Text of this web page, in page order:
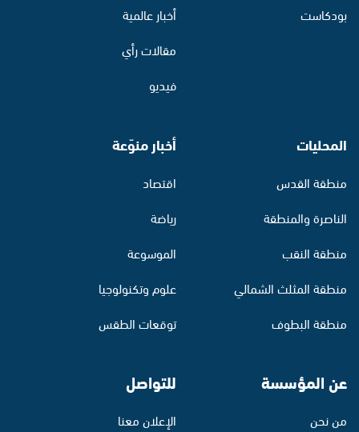
بودكاست
أخبار عالمية
مقالات رأي
فيديو
المحليات
منطقة القدس
الناصرة والمنطقة
منطقة النقب
منطقة المثلث الشمالي
منطقة البطوف
أخبار منوّعة
اقتصاد
رياضة
الموسوعة
علوم وتكنولوجيا
توقعات الطقس
عن المؤسسة
من نحن
للتواصل
الإعلان معنا